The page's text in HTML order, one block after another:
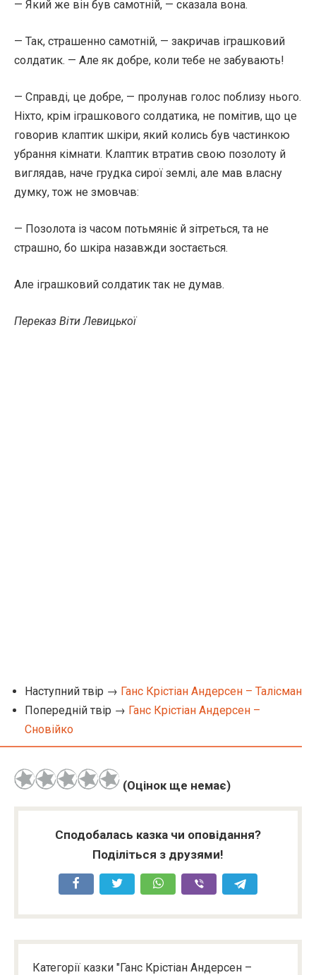
— Який же він був самотній, — сказала вона.
— Так, страшенно самотній, — закричав іграшковий
солдатик. — Але як добре, коли тебе не забувають!
— Справді, це добре, — пролунав голос поблизу нього.
Ніхто, крім іграшкового солдатика, не помітив, що це
говорив клаптик шкіри, який колись був частинкою
убрання кімнати. Клаптик втратив свою позолоту й
виглядав, наче грудка сирої землі, але мав власну
думку, тож не змовчав:
— Позолота із часом потьмяніє й зітреться, та не
страшно, бо шкіра назавжди зостається.
Але іграшковий солдатик так не думав.
Переказ Віти Левицької
Наступний твір → Ганс Крістіан Андерсен – Талісман
Попередній твір → Ганс Крістіан Андерсен –
Сновійко
(Оцінок ще немає)
Сподобалась казка чи оповідання?
Поділіться з друзями!
Категорії казки "Ганс Крістіан Андерсен –